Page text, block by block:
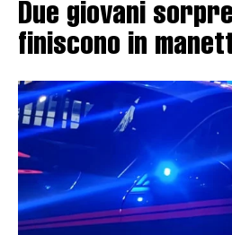
Due giovani
finiscono in